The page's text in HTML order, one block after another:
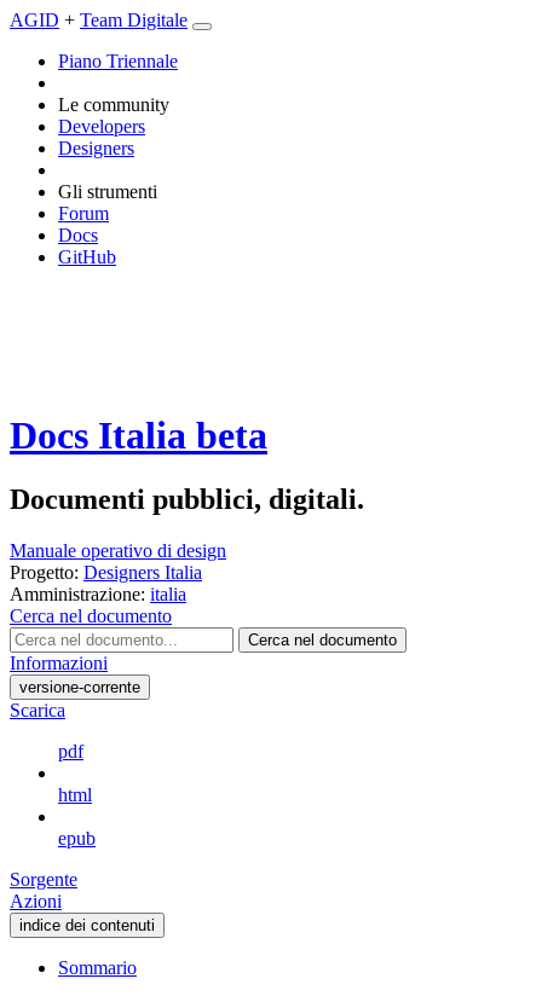
AGID + Team Digitale
Piano Triennale
Le community
Developers
Designers
Gli strumenti
Forum
Docs
GitHub
Docs Italia beta
Documenti pubblici, digitali.
Manuale operativo di design
Progetto: Designers Italia
Amministrazione: italia
Cerca nel documento
Cerca nel documento
Informazioni
versione-corrente
Scarica
pdf
html
epub
Sorgente
Azioni
indice dei contenuti
Sommario